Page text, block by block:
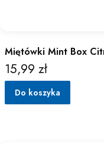
Miętówki Mint Box
Cena
15,99 zł
Do koszyka